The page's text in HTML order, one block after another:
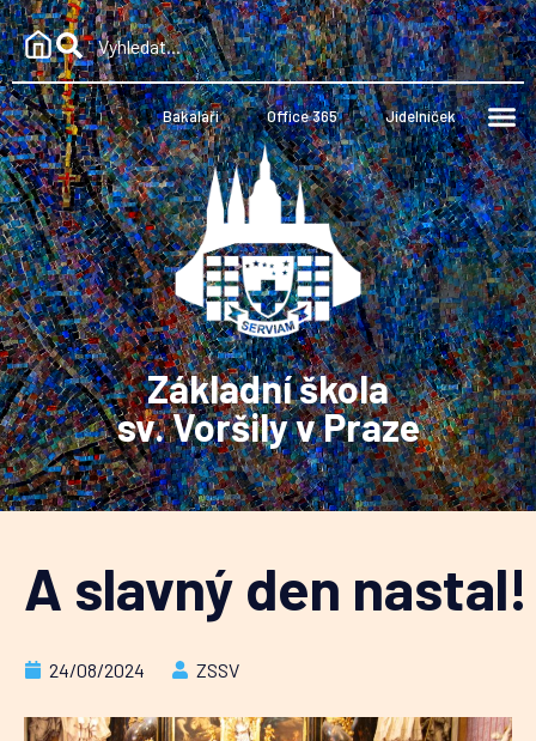
Bakaláři Office 365 Jídelníček
Základní škola
sv. Voršily v Praze
A slavný den nastal!
24/08/2024 ZSSV